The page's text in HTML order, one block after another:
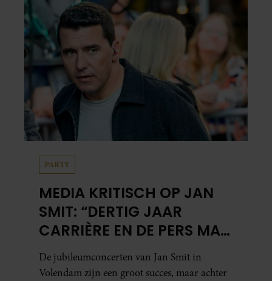
PARTY
MEDIA KRITISCH OP JAN
SMIT: “DERTIG JAAR
CARRIÈRE EN DE PERS MAG
NIET NAAR BINNEN”
De jubileumconcerten van Jan Smit in
Volendam zijn een groot succes, maar achter